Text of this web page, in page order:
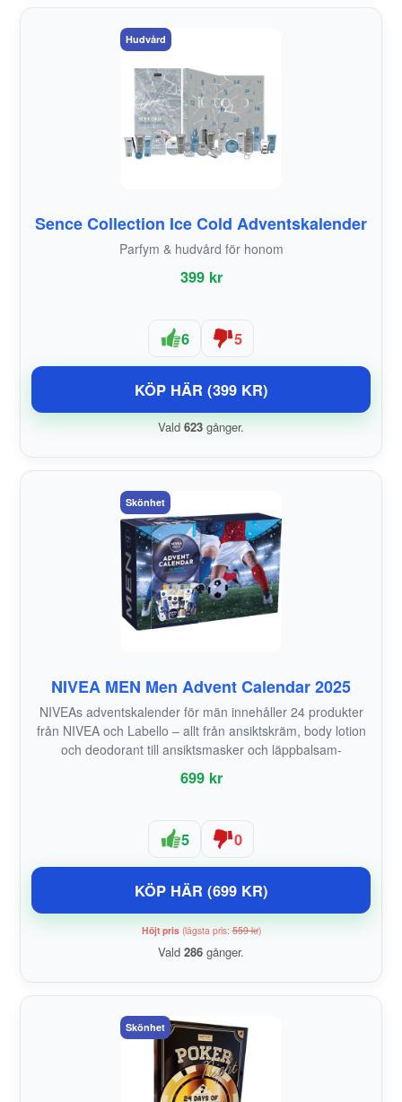
Hudvård
Sence Collection Ice Cold Adventskalender
Parfym & hudvård för honom
399 kr
6 5
KÖP HÄR (399 KR)
Vald 623 gånger.
Skönhet
NIVEA MEN Men Advent Calendar 2025
NIVEAs adventskalender för män innehåller 24 produkter
från NIVEA och Labello – allt från ansiktskräm, body lotion
och deodorant till ansiktsmasker och läppbalsam-
699 kr
5 0
KÖP HÄR (699 KR)
Höjt pris(lägsta pris:559 kr)
Vald 286 gånger.
Skönhet